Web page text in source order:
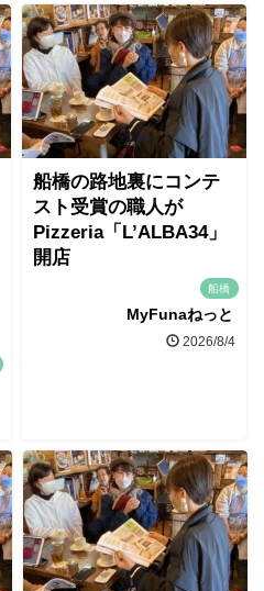
船橋の路地裏にコンテ
スト受賞の職人が
Pizzeria「L’ALBA34」
開店
船橋
MyFunaねっと
2026/8/4